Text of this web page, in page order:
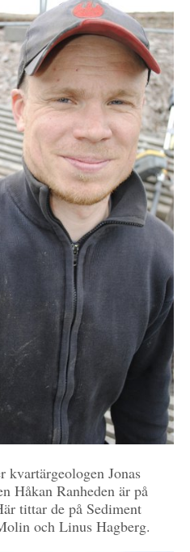
kvartärgeologen Jonas
Håkan Ranheden är på
tittar de på Sediment
och Linus Hagberg.